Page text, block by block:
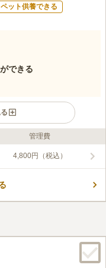
ペット供養できる
できる
た宗教不問で、誰でも利
良好です。
管理費
4,800円（税込）